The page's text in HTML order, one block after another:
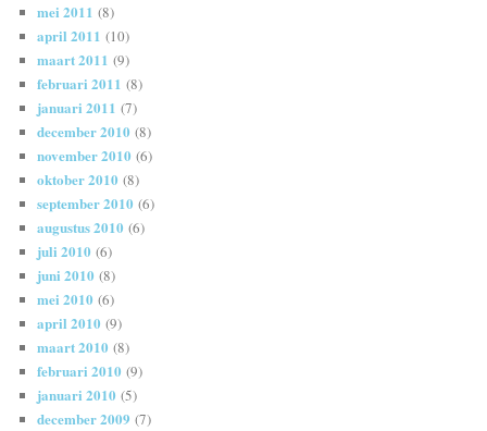
mei 2011 (8)
april 2011 (10)
maart 2011 (9)
februari 2011 (8)
januari 2011 (7)
december 2010 (8)
november 2010 (6)
oktober 2010 (8)
september 2010 (6)
augustus 2010 (6)
juli 2010 (6)
juni 2010 (8)
mei 2010 (6)
april 2010 (9)
maart 2010 (8)
februari 2010 (9)
januari 2010 (5)
december 2009 (7)